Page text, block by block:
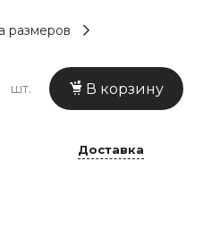
размеров
шт. В корзину
Доставка